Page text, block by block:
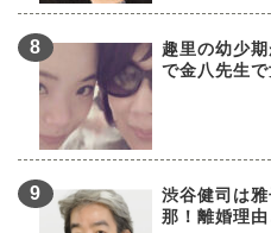
趣里の幼少
で金八先生
渋谷健司は
那！離婚理